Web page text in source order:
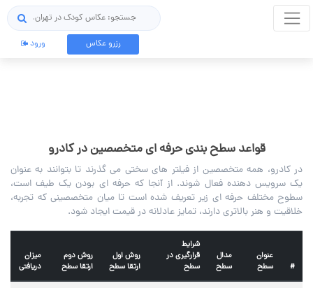
جستجو
رزرو عکاس ورود
قواعد سطح بندی حرفه ای متخصصین در کادرو
در کادرو، همه متخصصین از فیلتر های سختی می گذرند تا بتوانند به عنوان
یک سرویس دهنده فعال شوند. از آنجا که حرفه ای بودن یک طیف است،
سطوح مختلف حرفه ای زیر تعریف شده است تا میان متخصصینی که تجربه،
خلاقیت و هنر بالاتری دارند، تمایز عادلانه در قیمت ایجاد شود.
#
عنوان
سطح
مدال
سطح
شرایط
قرارگیری در
سطح
روش اول
ارتقا سطح
روش دوم
ارتقا سطح
میزان
دریافتی